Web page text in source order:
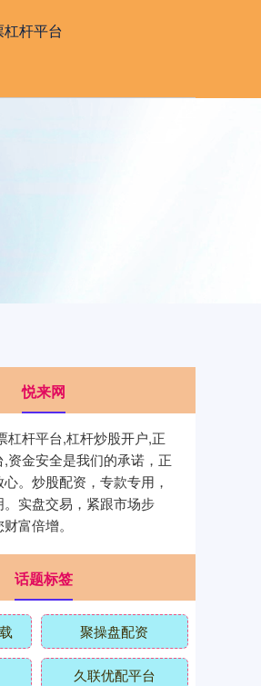
杆平台
悦来网
杠杆平台,杠杆炒股开户,正
资金安全是我们的承诺，正
。炒股配资，专款专用，
实盘交易，紧跟市场步
富倍增。
话题标签
聚操盘配资
久联优配平台